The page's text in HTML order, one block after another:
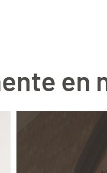
en